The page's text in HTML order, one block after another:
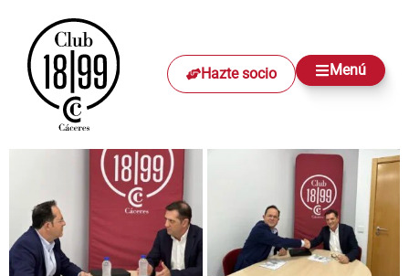
Hazte socio Menú